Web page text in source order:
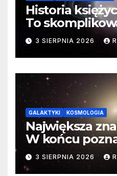
Historia
To
3 SIERPNIA 2026
GALAKTYKI KOSMOLOGIA
Największa
W końcu
faktyczne
3 SIERPNIA 2026